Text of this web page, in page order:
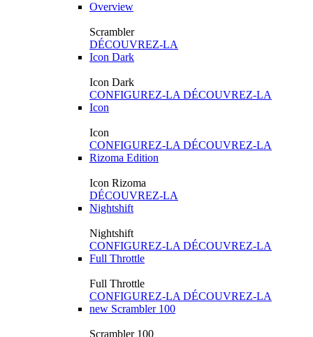
Overview
Scrambler
DÉCOUVREZ-LA
Icon Dark
Icon Dark
CONFIGUREZ-LA DÉCOUVREZ-LA
Icon
Icon
CONFIGUREZ-LA DÉCOUVREZ-LA
Rizoma Edition
Icon Rizoma
DÉCOUVREZ-LA
Nightshift
Nightshift
CONFIGUREZ-LA DÉCOUVREZ-LA
Full Throttle
Full Throttle
CONFIGUREZ-LA DÉCOUVREZ-LA
new Scrambler 100
Scrambler 100